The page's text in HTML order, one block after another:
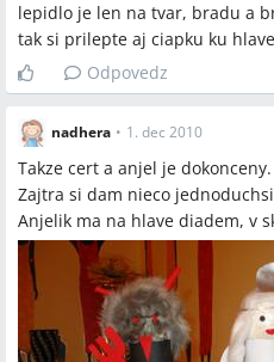
lepidlo je len na tvar, bradu a
tak si prilepte aj ciapku ku
Odpovedz
nadhera • 1. dec 2010
Takze cert a anjel je
Zajtra si dam nieco
Anjelik ma na hlave diadem, v